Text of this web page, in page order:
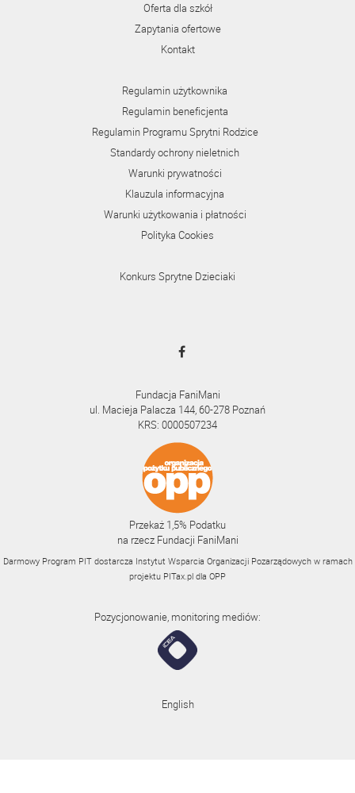
Oferta dla szkół
Zapytania ofertowe
Kontakt
Regulamin użytkownika
Regulamin beneficjenta
Regulamin Programu Sprytni Rodzice
Standardy ochrony nieletnich
Warunki prywatności
Klauzula informacyjna
Warunki użytkowania i płatności
Polityka Cookies
Konkurs Sprytne Dzieciaki
Fundacja FaniMani
ul. Macieja Palacza 144, 60-278 Poznań
KRS: 0000507234
Przekaż 1,5% Podatku
na rzecz Fundacji FaniMani
Darmowy Program PIT dostarcza Instytut Wsparcia Organizacji Pozarządowych w ramach
projektu PITax.pl dla OPP
Pozycjonowanie, monitoring mediów:
English